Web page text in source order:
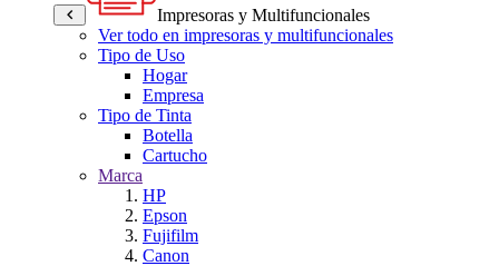
Impresoras y Multifuncionales
Ver todo en impresoras y multifuncionales
Tipo de Uso
Hogar
Empresa
Tipo de Tinta
Botella
Cartucho
Marca
HP
Epson
Fujifilm
Canon